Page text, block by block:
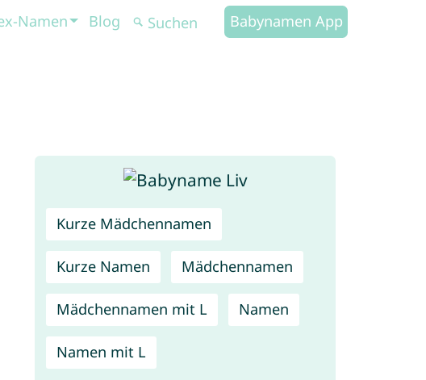
Namen Blog Babynamen App
Kurze Mädchennamen
Kurze Namen Mädchennamen
Mädchennamen mit L Namen
Namen mit L